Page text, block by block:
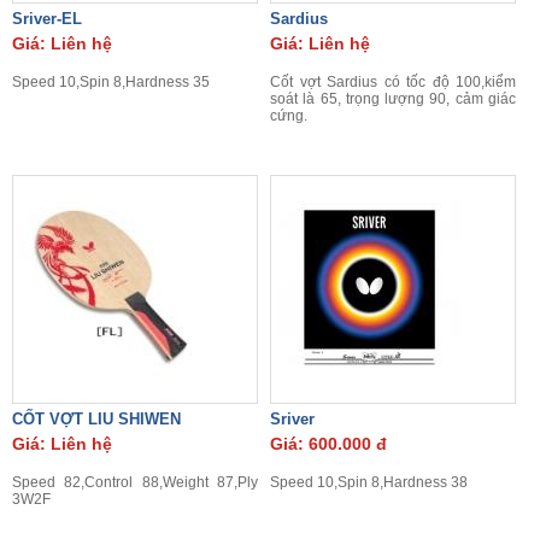
Sriver-EL
Giá: Liên hệ
Speed 10,Spin 8,Hardness 35
Sardius
Giá: Liên hệ
Cốt vợt Sardius có tốc độ 100,kiểm
soát là 65, trọng lượng 90, cảm giác
cứng.
CỐT VỢT LIU SHIWEN
Giá: Liên hệ
Speed 82,Control 88,Weight 87,Ply
3W2F
Sriver
Giá: 600.000 đ
Speed 10,Spin 8,Hardness 38